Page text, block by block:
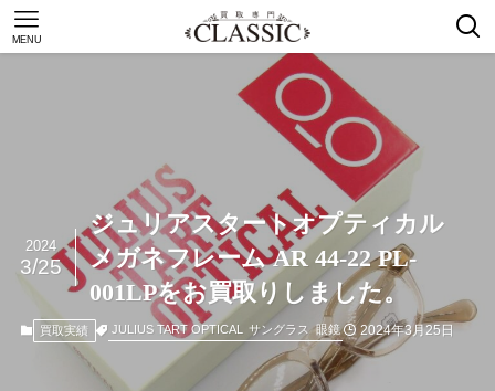
MENU
ジュリアスタートオプティカル
メガネフレーム AR 44-22 PL-
001LPをお買取りしました。
2024
3/25
買取実績 JULIUS TART OPTICAL サングラス 眼鏡 2024年3月25日